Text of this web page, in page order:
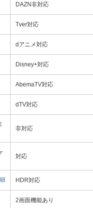
DAZN非対応
Tver対応
dアニメ対応
Disney+対応
AbemaTV対応
dTV対応
非対応
対応
HDR対応
2画面機能あり